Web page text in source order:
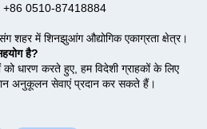
+86 0510-87418884
शहर में शिनझुआंग औद्योगिक एकाग्रता क्षेत्र।
है?
धारण करते हुए, हम विदेशी ग्राहकों के लिए
अनुकूलन सेवाएं प्रदान कर सकते हैं।